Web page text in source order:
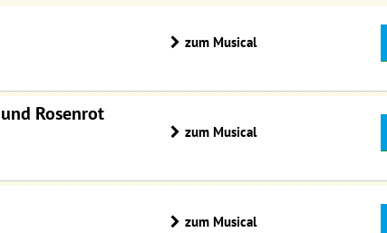
zum Musical
Rosenrot
zum Musical
zum Musical